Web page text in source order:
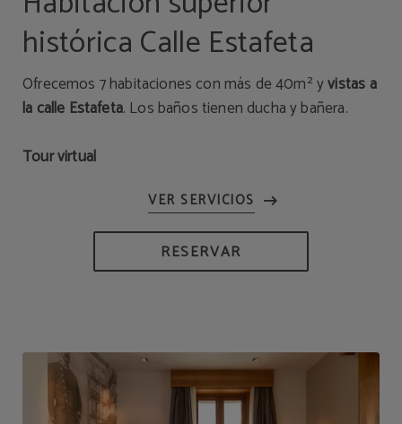
histórica Calle Estafeta
Ofrecemos 7 habitaciones con más de 40m² yvistas a
la calle Estafeta. Los baños tienen ducha y bañera.
Tour virtual
RESERVAR